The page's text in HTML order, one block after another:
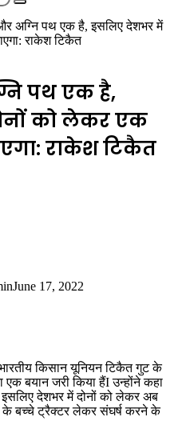
Search
for
अग्नि पथ एक है, इसलिए देशभर में
राकेश टिकैत
पथ एक है,
को लेकर एक
राकेश टिकैत
June 17, 2022
किसान यूनियन टिकैत गुट के
एक बयान जरी किया हैंI उन्होंने कहा
देशभर में दोनों को लेकर अब
के बच्चे ट्रैक्टर लेकर संघर्ष करने के